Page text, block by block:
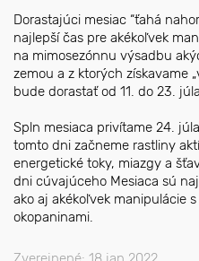
Dorastajúci mesiac “ťahá
najlepší čas pre akékoľvek
na mimosezónnu výsadbu
zemou a z ktorých získavame
bude dorastať od 11. do 23.
Spln mesiaca privítame 24.
tomto dni začneme rastliny
energetické toky, miazgy a
dni cúvajúceho Mesiaca sú
ako aj akékoľvek manipulácie
okopaninami.